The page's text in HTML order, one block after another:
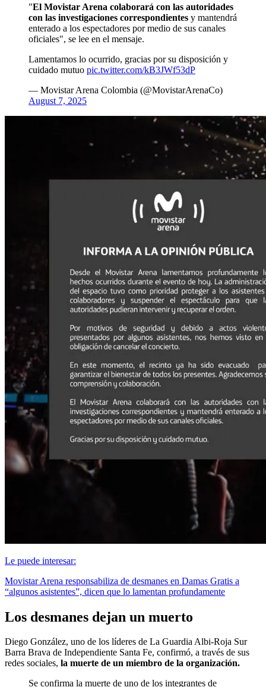
"El Movistar Arena colaborará con las autoridades
con las investigaciones correspondientes y mantendrá
enterado a los espectadores por medio de sus canales
oficiales", se lee en el mensaje.
Lamentamos lo ocurrido, gracias por su disposición y
cuidado mutuo pic.twitter.com/kB3JWf53dP
— Movistar Arena Colombia (@MovistarArenaCo)
August 7, 2025
Le puede interesar:
Movistar Arena responsabiliza de desmanes en Damas Gratis a
“algunos asistentes”, dicen que lo lamentan profundamente
Los desmanes dejan un muerto
Diego González, uno de los líderes de La Guardia Albi-Roja Sur
Barra Brava de Independiente Santa Fe, confirmó, a través de sus
redes sociales, la muerte de un miembro de la organización.
Se confirma la muerte de uno de los integrantes de